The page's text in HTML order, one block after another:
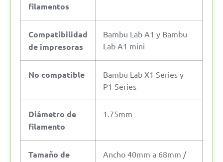
filamentos
Compatibilidad
de impresoras
Bambu Lab A1 y Bambu
Lab A1 mini
No compatible
Bambu Lab X1 Series y
P1 Series
Diámetro de
filamento
1.75mm
Tamaño de
Ancho 40mm a 68mm /